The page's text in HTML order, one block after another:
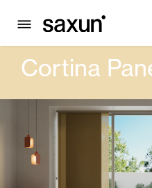
PRODUCTOS
CORTINAS
Cortina